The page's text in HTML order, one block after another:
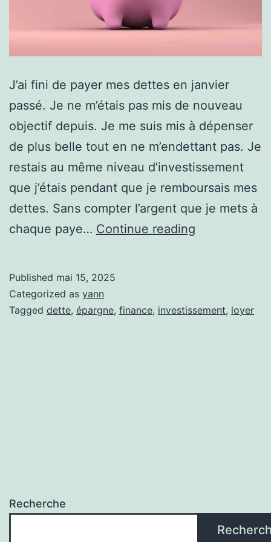
J’ai fini de payer mes dettes en janvier
passé. Je ne m’étais pas mis de nouveau
objectif depuis. Je me suis mis à dépenser
de plus belle tout en ne m’endettant pas. Je
restais au même niveau d’investissement
que j’étais pendant que je remboursais mes
dettes. Sans compter l’argent que je mets à
chaque paye… Continue reading
Published mai 15, 2025
Categorized as yann
Tagged dette, épargne, finance, investissement, loyer
Recherche